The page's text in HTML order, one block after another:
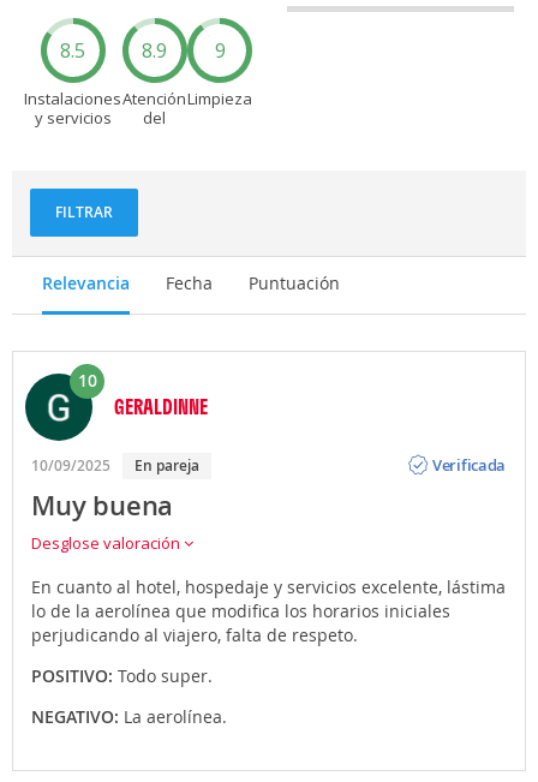
8.5
Instalaciones
y servicios
8.9
Atención
del
9
Limpieza
FILTRAR
Relevancia Fecha Puntuación
10
GERALDINNE
10/09/2025 En pareja
Verificada
Muy buena
Desglose valoración
En cuanto al hotel, hospedaje y servicios excelente, lástima
lo de la aerolínea que modifica los horarios iniciales
perjudicando al viajero, falta de respeto.
POSITIVO: Todo super.
NEGATIVO: La aerolínea.